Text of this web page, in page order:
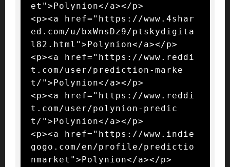
et">Polynion</a></p>
<p><a href="https://www.4shar
ed.com/u/bxWnsDz9/ptskydigita
l82.html">Polynion</a></p>
<p><a href="https://www.reddi
t.com/user/prediction-marke
t/">Polynion</a></p>
<p><a href="https://www.reddi
t.com/user/polynion-predic
t/">Polynion</a></p>
<p><a href="https://www.indie
gogo.com/en/profile/predictio
nmarket">Polynion</a></p>